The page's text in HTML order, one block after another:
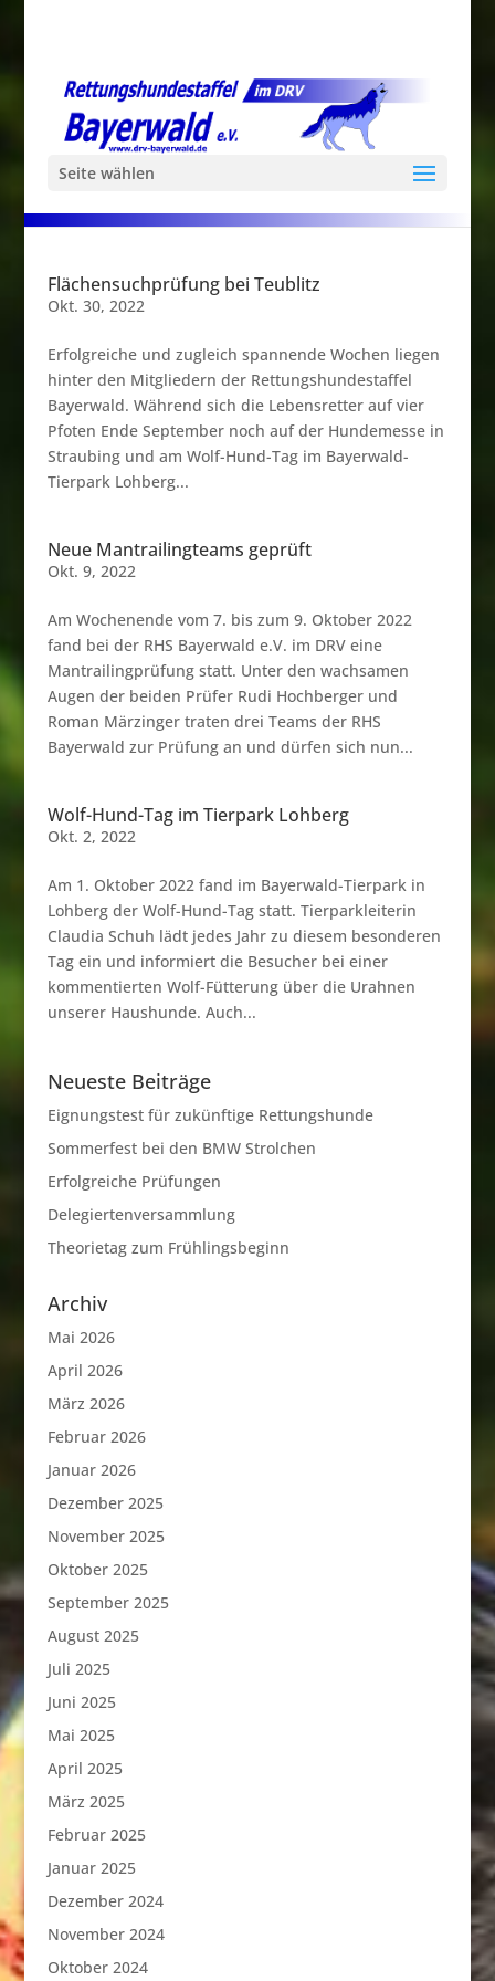
Seite wählen
Flächensuchprüfung bei Teublitz
Okt. 30, 2022
Erfolgreiche und zugleich spannende Wochen liegen
hinter den Mitgliedern der Rettungshundestaffel
Bayerwald. Während sich die Lebensretter auf vier
Pfoten Ende September noch auf der Hundemesse in
Straubing und am Wolf-Hund-Tag im Bayerwald-
Tierpark Lohberg...
Neue Mantrailingteams geprüft
Okt. 9, 2022
Am Wochenende vom 7. bis zum 9. Oktober 2022
fand bei der RHS Bayerwald e.V. im DRV eine
Mantrailingprüfung statt. Unter den wachsamen
Augen der beiden Prüfer Rudi Hochberger und
Roman Märzinger traten drei Teams der RHS
Bayerwald zur Prüfung an und dürfen sich nun...
Wolf-Hund-Tag im Tierpark Lohberg
Okt. 2, 2022
Am 1. Oktober 2022 fand im Bayerwald-Tierpark in
Lohberg der Wolf-Hund-Tag statt. Tierparkleiterin
Claudia Schuh lädt jedes Jahr zu diesem besonderen
Tag ein und informiert die Besucher bei einer
kommentierten Wolf-Fütterung über die Urahnen
unserer Haushunde. Auch...
Neueste Beiträge
Eignungstest für zukünftige Rettungshunde
Sommerfest bei den BMW Strolchen
Erfolgreiche Prüfungen
Delegiertenversammlung
Theorietag zum Frühlingsbeginn
Archiv
Mai 2026
April 2026
März 2026
Februar 2026
Januar 2026
Dezember 2025
November 2025
Oktober 2025
September 2025
August 2025
Juli 2025
Juni 2025
Mai 2025
April 2025
März 2025
Februar 2025
Januar 2025
Dezember 2024
November 2024
Oktober 2024